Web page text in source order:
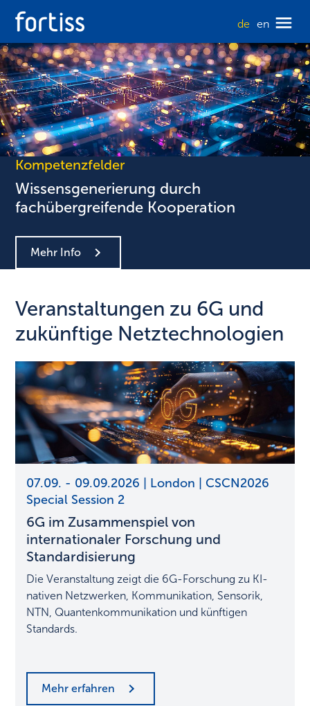
de en
Kompetenzfelder
Wissensgenerierung durch
fachübergreifende Kooperation
Mehr Info
Veranstaltungen zu 6G und
zukünftige Netztechnologien
im
Zusammenspiel
von
internationaler
Forschung
Standardisierung
07.09. - 09.09.2026 | London | CSCN2026
Special Session 2
6G im Zusammenspiel von
internationaler Forschung und
Standardisierung
Die Veranstaltung zeigt die 6G-Forschung zu KI-
nativen Netzwerken, Kommunikation, Sensorik,
NTN, Quantenkommunikation und künftigen
Standards.
Mehr erfahren